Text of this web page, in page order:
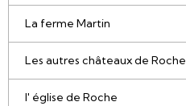
La ferme Martin
Les autres châteaux de Roche
l' église de Roche